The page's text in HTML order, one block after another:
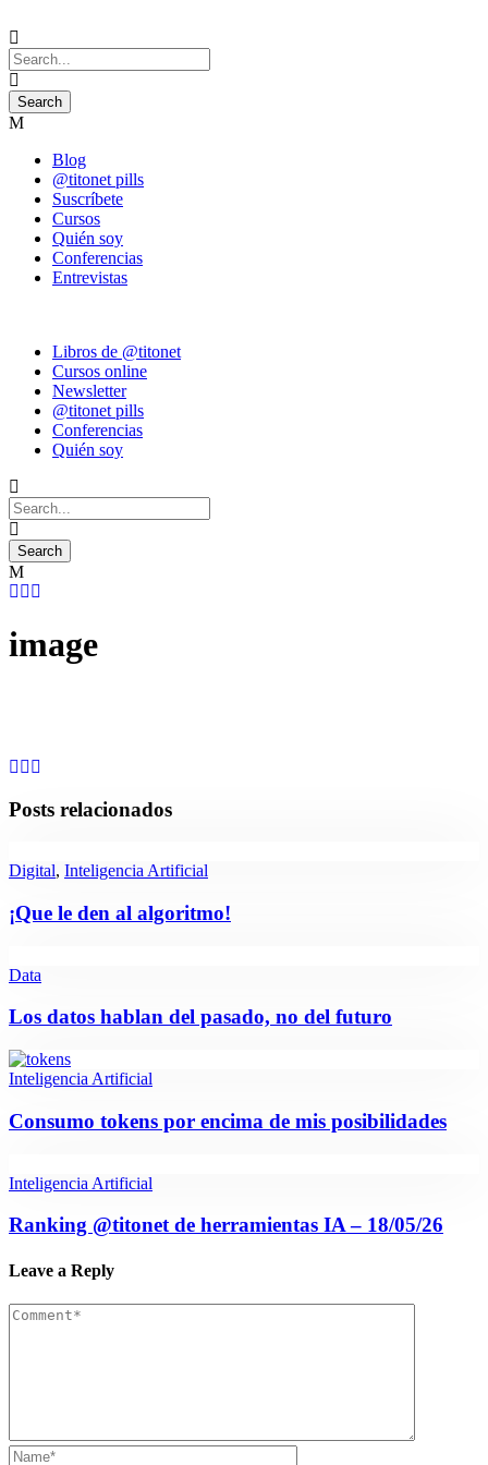
Blog
@titonet pills
Suscríbete
Cursos
Quién soy
Conferencias
Entrevistas
Libros de @titonet
Cursos online
Newsletter
@titonet pills
Conferencias
Quién soy
image
Posts relacionados
Digital, Inteligencia Artificial
¡Que le den al algoritmo!
Data
Los datos hablan del pasado, no del futuro
Inteligencia Artificial
Consumo tokens por encima de mis posibilidades
Inteligencia Artificial
Ranking @titonet de herramientas IA – 18/05/26
Leave a Reply